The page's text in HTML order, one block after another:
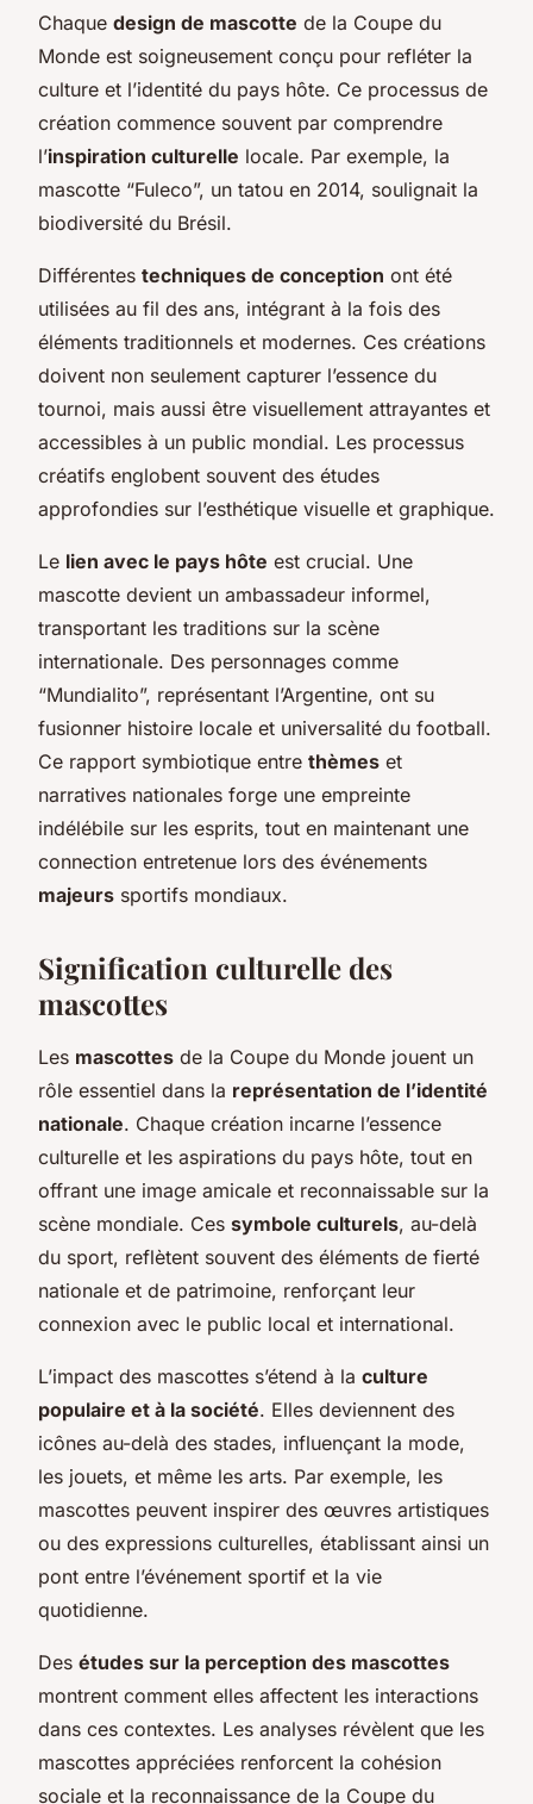
Chaque design de mascotte de la Coupe du
Monde est soigneusement conçu pour refléter la
culture et l’identité du pays hôte. Ce processus de
création commence souvent par comprendre
l’inspiration culturelle locale. Par exemple, la
mascotte “Fuleco”, un tatou en 2014, soulignait la
biodiversité du Brésil.
Différentes techniques de conception ont été
utilisées au fil des ans, intégrant à la fois des
éléments traditionnels et modernes. Ces créations
doivent non seulement capturer l’essence du
tournoi, mais aussi être visuellement attrayantes et
accessibles à un public mondial. Les processus
créatifs englobent souvent des études
approfondies sur l’esthétique visuelle et graphique.
Le lien avec le pays hôte est crucial. Une
mascotte devient un ambassadeur informel,
transportant les traditions sur la scène
internationale. Des personnages comme
“Mundialito”, représentant l’Argentine, ont su
fusionner histoire locale et universalité du football.
Ce rapport symbiotique entre thèmes et
narratives nationales forge une empreinte
indélébile sur les esprits, tout en maintenant une
connection entretenue lors des événements
majeurs sportifs mondiaux.
Signification culturelle des
mascottes
Les mascottes de la Coupe du Monde jouent un
rôle essentiel dans la représentation de l’identité
nationale. Chaque création incarne l’essence
culturelle et les aspirations du pays hôte, tout en
offrant une image amicale et reconnaissable sur la
scène mondiale. Ces symbole culturels, au-delà
du sport, reflètent souvent des éléments de fierté
nationale et de patrimoine, renforçant leur
connexion avec le public local et international.
L’impact des mascottes s’étend à la culture
populaire et à la société. Elles deviennent des
icônes au-delà des stades, influençant la mode,
les jouets, et même les arts. Par exemple, les
mascottes peuvent inspirer des œuvres artistiques
ou des expressions culturelles, établissant ainsi un
pont entre l’événement sportif et la vie
quotidienne.
Des études sur la perception des mascottes
montrent comment elles affectent les interactions
dans ces contextes. Les analyses révèlent que les
mascottes appréciées renforcent la cohésion
sociale et la reconnaissance de la Coupe du